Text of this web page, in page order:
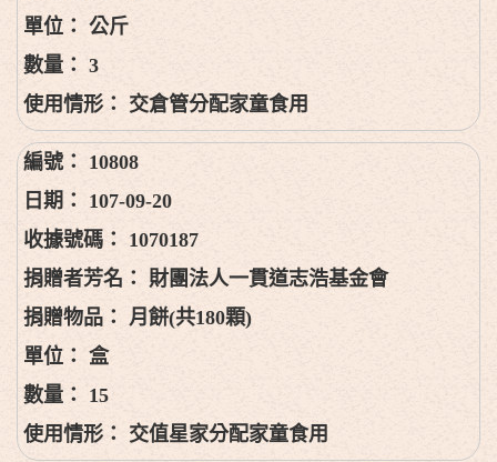
公斤
3
交倉管分配家童食用
10808
107-09-20
1070187
財團法人一貫道志浩基金會
月餅(共180顆)
盒
15
交值星家分配家童食用